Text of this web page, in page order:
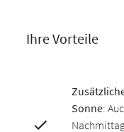
Ihre Vorteile
Sonne: